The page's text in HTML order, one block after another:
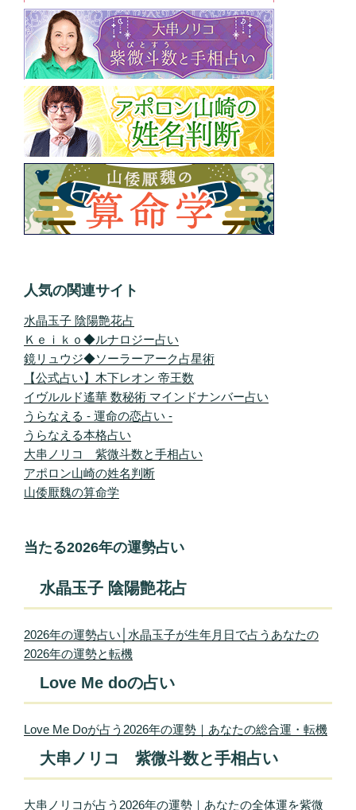
人気の関連サイト
水晶玉子 陰陽艶花占
Ｋｅｉｋｏ◆ルナロジー占い
鏡リュウジ◆ソーラーアーク占星術
【公式占い】木下レオン 帝王数
イヴルルド遙華 数秘術 マインドナンバー占い
うらなえる - 運命の恋占い -
うらなえる本格占い
大串ノリコ 紫微斗数と手相占い
アポロン山崎の姓名判断
山倭厭魏の算命学
当たる2026年の運勢占い
水晶玉子 陰陽艶花占
2026年の運勢占い│水晶玉子が生年月日で占うあなたの
2026年の運勢と転機
Love Me doの占い
Love Me Doが占う2026年の運勢｜あなたの総合運・転機
大串ノリコ 紫微斗数と手相占い
大串ノリコが占う2026年の運勢｜あなたの全体運を紫微